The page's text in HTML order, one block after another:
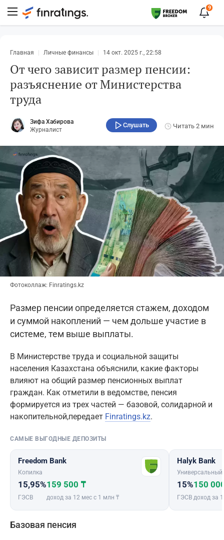
9
Главная Личные финансы 14 окт. 2025 г., 22:58
От чего зависит размер пенсии:
разъяснение от Министерства
труда
Зифа Хабирова
Журналист
Слушать Читать 2 мин
Фотоколлаж: Finratings.kz
Размер пенсии определяется стажем, доходом
и суммой накоплений — чем дольше участие в
системе, тем выше выплаты.
В Министерстве труда и социальной защиты
населения Казахстана объяснили, какие факторы
влияют на общий размер пенсионных выплат
граждан. Как отметили в ведомстве, пенсия
формируется из трех частей — базовой, солидарной и
накопительной,передает Finratings.kz.
САМЫЕ ВЫГОДНЫЕ ДЕПОЗИТЫ
Freedom Bank
Копилка
15,95%
ГЭСВ
159 500 ₸
доход за 12 мес с 1 млн ₸
Halyk Bank
Универсальный
15%
ГЭСВ
150
доход за
Базовая пенсия